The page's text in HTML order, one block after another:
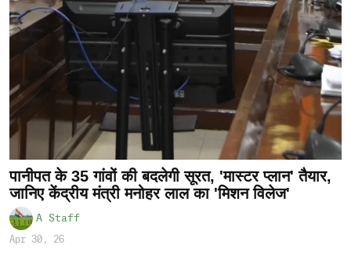
पानीपत के 35 गांवों की बदलेगी सूरत, 'मास्टर प्लान' तैयार,
जानिए केंद्रीय मंत्री मनोहर लाल का 'मिशन विलेज'
A Staff
Apr 30, 26